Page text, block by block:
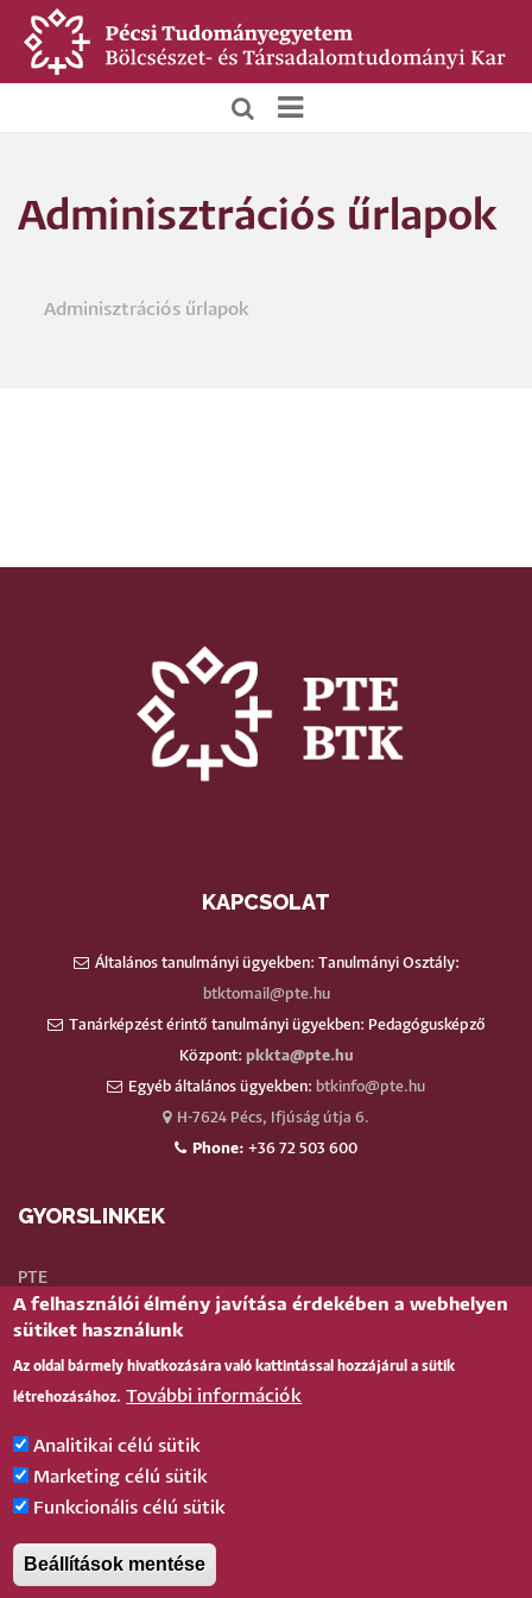
Ugrás
tartalomra
Főoldali
Adminisztrációs űrlapok
Adminisztrációs űrlapok
KAPCSOLAT
Általános tanulmányi ügyekben: Tanulmányi Osztály:
btktomail@pte.hu
Tanárképzést érintő tanulmányi ügyekben: Pedagógusképző
Központ: pkkta@pte.hu
Egyéb általános ügyekben: btkinfo@pte.hu
H-7624 Pécs, Ifjúság útja 6.
Phone: +36 72 503 600
GYORSLINKEK
PTE
Neptun
Telefonkönyv
Teams
TÉR(oktatói)
BELÉPÉS
Bejelentkezés
Pécsi Tudományegyetem |
A felhasználói élmény javítása érdekében a webhelyen
sütiket használunk
Az oldal bármely hivatkozására való kattintással hozzájárul a sütik
létrehozásához. További információk
Analitikai célú sütik
Marketing célú sütik
Funkcionális célú sütik
Beállítások mentése